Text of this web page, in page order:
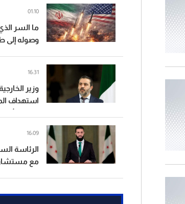
ما السر
وصوله إلى
01:10
وزير
استهداف
الدولة
16:31
الرئاسة
مع مستشار
16:09